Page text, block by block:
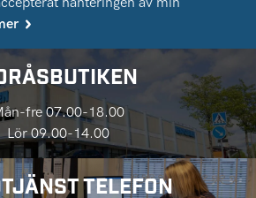
fre 07.00-18.00
Lör 09.00-14.00
TELEFON